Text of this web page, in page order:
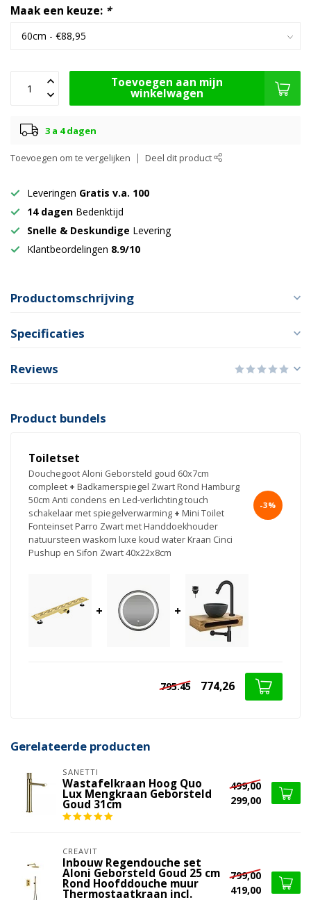
Maak een keuze: *
Toevoegen aan mijn
winkelwagen
3 a 4 dagen
Toevoegen om te vergelijken Deel dit product
Leveringen Gratis v.a. 100
14 dagen Bedenktijd
Snelle & Deskundige Levering
Klantbeordelingen 8.9/10
Productomschrijving
Specificaties
Reviews
Product bundels
Toiletset
Douchegoot Aloni Geborsteld goud 60x7cm
compleet + Badkamerspiegel Zwart Rond Hamburg
50cm Anti condens en Led-verlichting touch
schakelaar met spiegelverwarming + Mini Toilet
Fonteinset Parro Zwart met Handdoekhouder
natuursteen waskom luxe koud water Kraan Cinci
Pushup en Sifon Zwart 40x22x8cm
-3%
+ +
795.45 774,26
Gerelateerde producten
SANETTI
Wastafelkraan Hoog Quo
Lux Mengkraan Geborsteld
Goud 31cm
499,00
299,00
CREAVIT
Inbouw Regendouche set
Aloni Geborsteld Goud 25 cm
Rond Hoofddouche muur
Thermostaatkraan incl.
799,00
419,00